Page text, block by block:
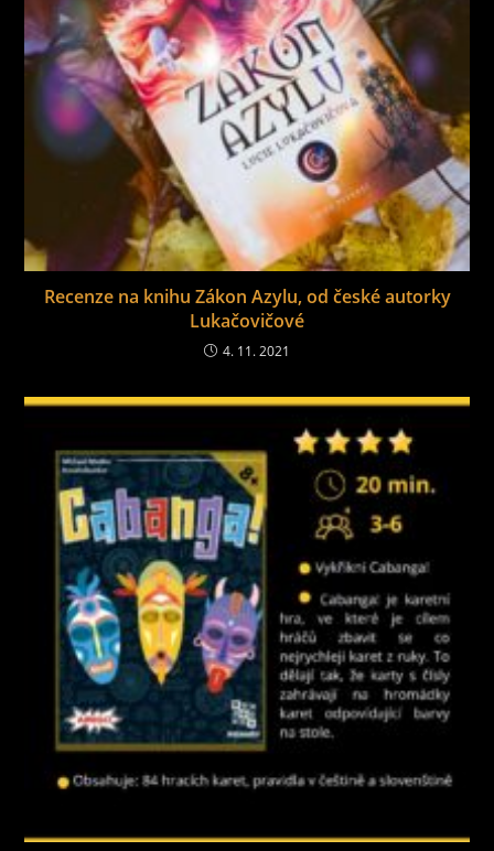
Recenze na knihu Zákon Azylu, od české autorky
Lukačovičové
4. 11. 2021